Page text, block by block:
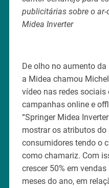
publicitárias sobre o
Midea Inverter
De olho no aumento
a Midea chamou
vídeo nas redes
campanhas online e
“Springer Midea
mostrar os atributos
consumidores tendo o
como chamariz. Com
crescer 50% em
meses do ano, em